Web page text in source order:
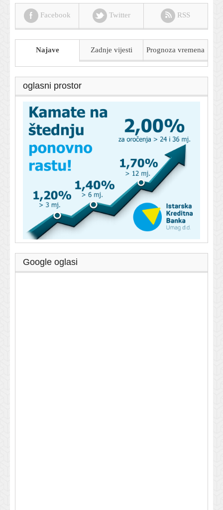
Facebook Twitter RSS
Najave Zadnje vijesti Prognoza vremena
oglasni prostor
Google oglasi